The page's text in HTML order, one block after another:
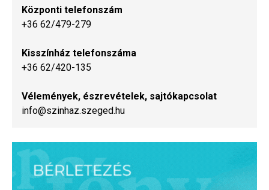
Központi telefonszám
+36 62/479-279
Kisszínház telefonszáma
+36 62/420-135
Vélemények, észrevételek, sajtókapcsolat
info@szinhaz.szeged.hu